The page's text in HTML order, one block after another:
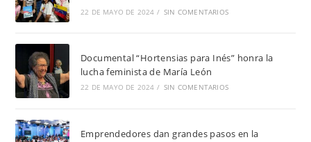
22 DE MAYO DE 2024 / SIN COMENTARIOS
Documental “Hortensias para Inés” honra la
lucha feminista de María León
22 DE MAYO DE 2024 / SIN COMENTARIOS
Emprendedores dan grandes pasos en la